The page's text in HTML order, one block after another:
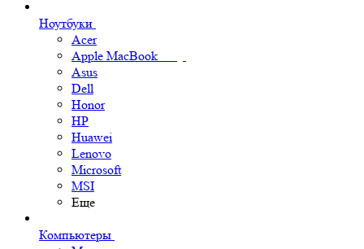
Ноутбуки
Acer
Apple MacBook
Asus
Dell
Honor
HP
Huawei
Lenovo
Microsoft
MSI
Еще
Компьютеры